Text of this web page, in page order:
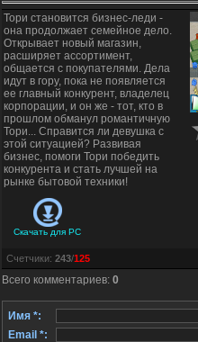
Тори становится бизнес-леди -
она продолжает семейное дело.
Открывает новый магазин,
расширяет ассортимент,
общается с покупателями. Дела
идут в гору, пока не появляется
ее главный конкурент, владелец
корпорации, и он же - тот, кто в
прошлом обманул романтичную
Тори... Справится ли девушка с
этой ситуацией? Развивая
бизнес, помоги Тори победить
конкурента и стать лучшей на
рынке бытовой техники!
Скачать для PC
Счетчики: 243/125
Всего комментариев: 0
Имя *:
Email *: